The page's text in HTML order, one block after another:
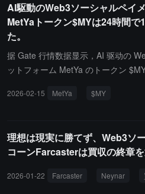
AI駆動のWeb3ソーシャルペイ
MetYaトークン$MYは24時間で
た。
据 Gate 行情数据显示，AI 驱动の
ットフォーム MetYa のトークン
ます。
2026-02-15 MetYa $MY
理想は現実に勝てず、Web3ソ
コーンFarcasterは買収の終章を
2026-01-22 Farcaster Neynar